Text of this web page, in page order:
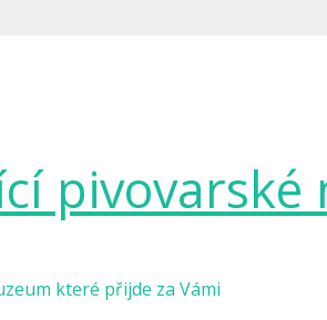
pivovarské
které přijde za Vámi